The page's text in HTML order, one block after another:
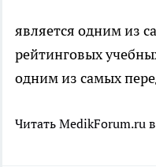
является одним из
рейтинговых
одним из самых
Читать MedikForum.ru в